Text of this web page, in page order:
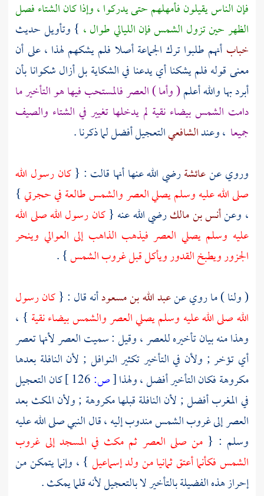
فإن الناس يقيلون فأمهلهم حتى يدركوا ، وإذا كان الشتاء فصل
الظهر حين تزول الشمس فإن الليالي طوال ، } وتأويل حديث
خباب أنهم طلبوا ترك الجماعة أصلا فلم يشكهم لهذا ، على أن
معنى قوله فلم يشكنا أي يدعنا في الشكاية بل أزال شكوانا بأن
أبرد بها والله أعلم( وأما ) العصر فالمستحب فيها هو التأخير ما
دامت الشمس بيضاء نقية لم يدخلها تغيير في الشتاء والصيف
جميعا ، وعندالشافعيالتعجيل أفضل لما ذكرنا .
وروي عنعائشةرضي الله عنها أنها قالت : {كان رسول الله
صلى الله عليه وسلم يصلي العصر والشمس طالعة في حجرتي}
، وعنأنس بن مالكرضي الله عنه {كان رسول الله صلى الله
عليه وسلم يصلي العصر فيذهب الذاهب إلى العوالي وينحر
الجزور ويطبخ القدور ويأكل قبل غروب الشمس} .
( ولنا ) ما روي عنعبد الله بن مسعودأنه قال : {كان رسول
الله صلى الله عليه وسلم يصلي العصر والشمس بيضاء نقية } ،
وهذا منه بيان تأخيره للعصر ، وقيل : سميت العصر لأنها تعصر
أي تؤخر ; ولأن في التأخير تكثير النوافل ; لأن النافلة بعدها
مكروهة فكان التأخير أفضل ، ولهذا[ص:
كان التعجيل
في المغرب أفضل ; لأن النافلة قبلها مكروهة ; ولأن المكث بعد
العصر إلى غروب الشمس مندوب إليه ، قال النبي صلى الله عليه
وسلم : { من صلى العصر ثم مكث في المسجد إلى غروب
الشمس فكأنما أعتق ثمانيا من ولدإسماعيل } ، وإنما يتمكن من
إحراز هذه الفضيلة بالتأخير لا بالتعجيل لأنه قلما يمكث .